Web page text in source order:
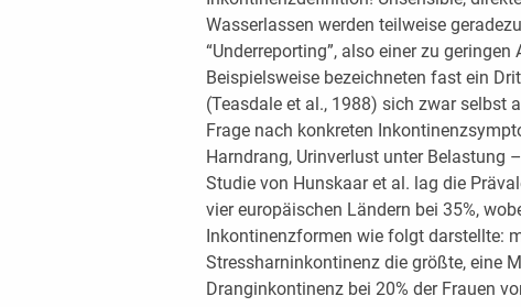
Wasserlassen werden teilweise
“Underreporting”, also einer zu
Beispielsweise bezeichneten fast ein
(Teasdale et al., 1988) sich zwar selbst
Frage nach konkreten
Harndrang, Urinverlust unter Belastung
Studie von Hunskaar et al. lag die
vier europäischen Ländern bei 35%,
Inkontinenzformen wie folgt darstellte:
Stressharninkontinenz die größte, eine
Dranginkontinenz bei 20% der Frauen